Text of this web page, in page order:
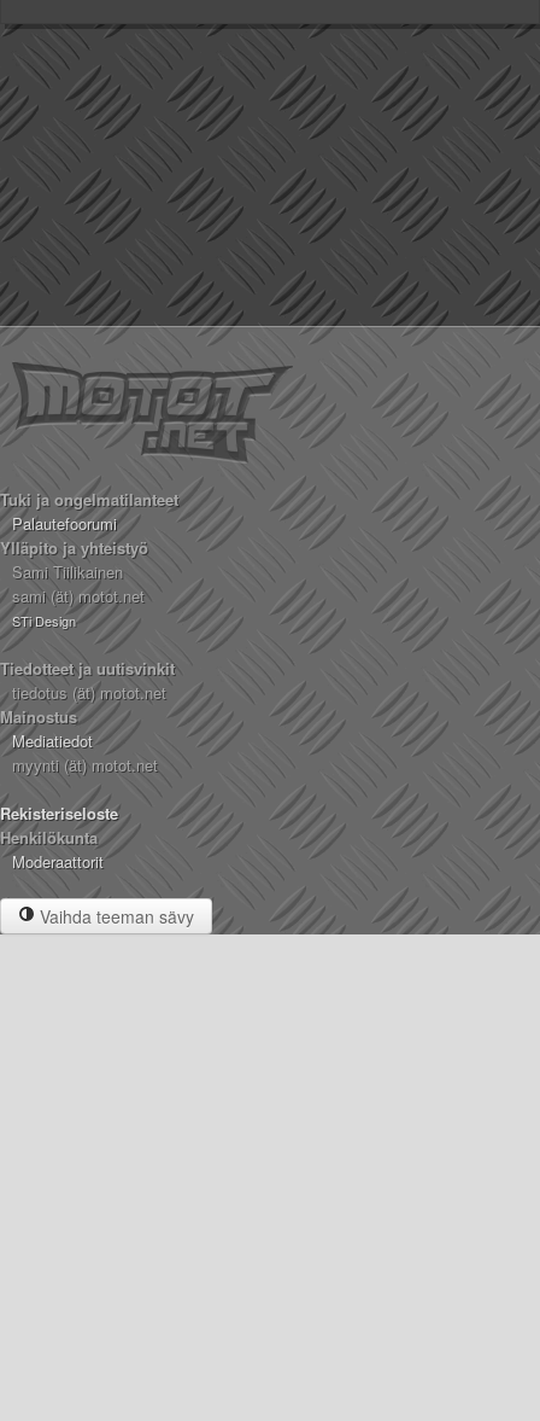
Tuki ja ongelmatilanteet
Palautefoorumi
Ylläpito ja yhteistyö
Sami Tiilikainen
sami (ät) motot.net
STi Design
Tiedotteet ja uutisvinkit
tiedotus (ät) motot.net
Mainostus
Mediatiedot
myynti (ät) motot.net
Rekisteriseloste
Henkilökunta
Moderaattorit
Vaihda teeman sävy